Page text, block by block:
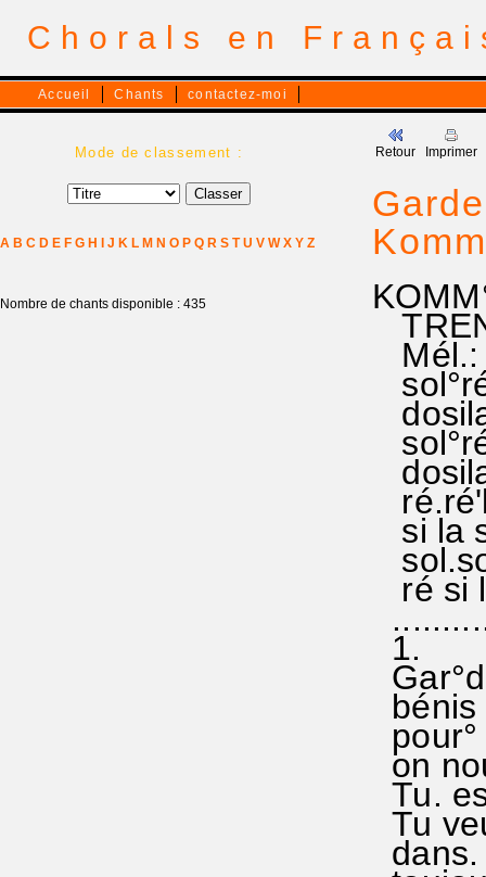
Chorals en
Accueil Chants contactez-moi
Mode de classement :
A B C D E F G H J K L M N O P Q R S T U V W X Y Z
Nombre de chants disponible : 435
Retour Imprimer
Mél.:
si la
ré si
1.
bénis
on
Tu.
Tu